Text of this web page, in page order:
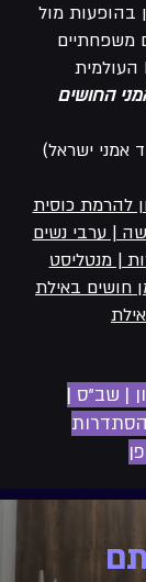
ניסיון בהופעות מול
משפחתיים
החושים
אמני ישראל)
להרמת כוסית
| ערבי נשים
| מנטליסט
חושים באילת
| שב"ס |